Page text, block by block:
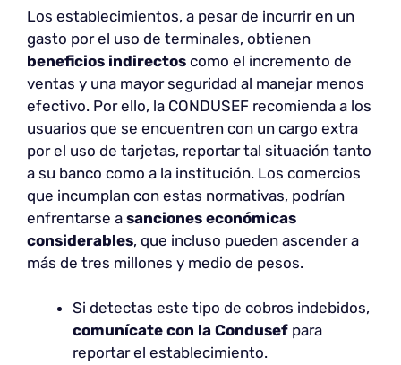
Los establecimientos, a pesar de incurrir en un
gasto por el uso de terminales, obtienen
beneficios indirectos como el incremento de
ventas y una mayor seguridad al manejar menos
efectivo. Por ello, la CONDUSEF recomienda a los
usuarios que se encuentren con un cargo extra
por el uso de tarjetas, reportar tal situación tanto
a su banco como a la institución. Los comercios
que incumplan con estas normativas, podrían
enfrentarse a sanciones económicas
considerables, que incluso pueden ascender a
más de tres millones y medio de pesos.
Si detectas este tipo de cobros indebidos,
comunícate con la Condusef para
reportar el establecimiento.